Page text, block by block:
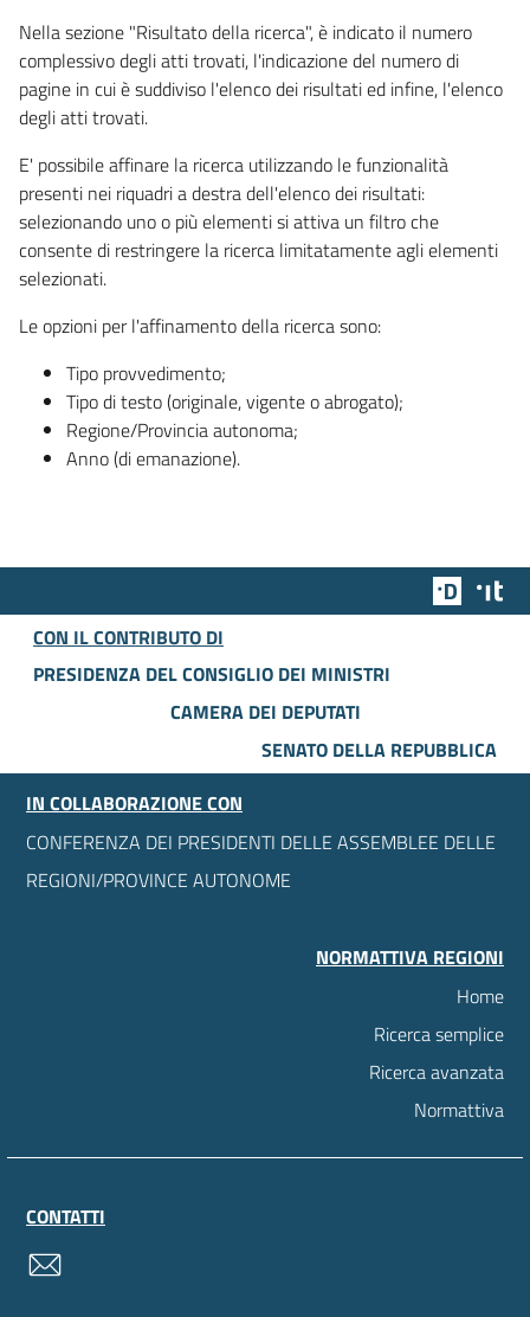
Nella sezione "Risultato della ricerca", è indicato il numero
complessivo degli atti trovati, l'indicazione del numero di
pagine in cui è suddiviso l'elenco dei risultati ed infine, l'elenco
degli atti trovati.
E' possibile affinare la ricerca utilizzando le funzionalità
presenti nei riquadri a destra dell'elenco dei risultati:
selezionando uno o più elementi si attiva un filtro che
consente di restringere la ricerca limitatamente agli elementi
selezionati.
Le opzioni per l'affinamento della ricerca sono:
Tipo provvedimento;
Tipo di testo (originale, vigente o abrogato);
Regione/Provincia autonoma;
Anno (di emanazione).
Team
CON IL CONTRIBUTO DI
PRESIDENZA DEL CONSIGLIO DEI MINISTRI
CAMERA DEI DEPUTATI
SENATO DELLA REPUBBLICA
IN COLLABORAZIONE CON
CONFERENZA DEI PRESIDENTI DELLE ASSEMBLEE DELLE
REGIONI/PROVINCE AUTONOME
NORMATTIVA REGIONI
Home
Ricerca semplice
Ricerca avanzata
Normattiva
CONTATTI